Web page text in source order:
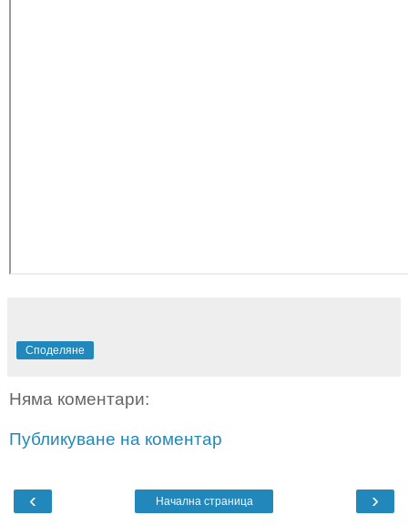
Споделяне
Няма коментари:
Публикуване на коментар
‹ ›
Начална страница